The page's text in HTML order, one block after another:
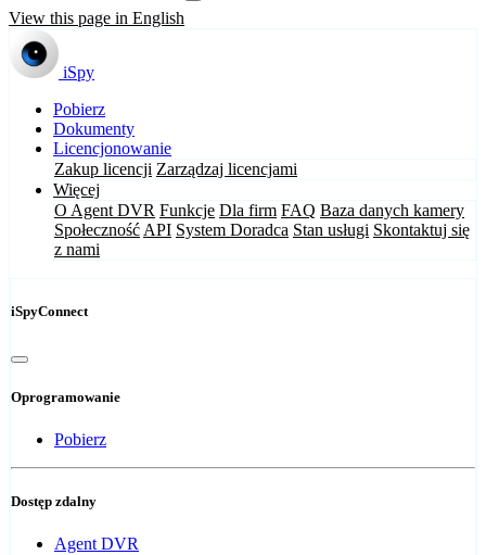
View this page in English
iSpy
Pobierz
Dokumenty
Licencjonowanie
Zakup licencji Zarządzaj licencjami
Więcej
O Agent DVR Funkcje Dla firm FAQ Baza danych kamery
Społeczność API System Doradca Stan usługi Skontaktuj się
z nami
iSpyConnect
Oprogramowanie
Pobierz
Dostęp zdalny
Agent DVR